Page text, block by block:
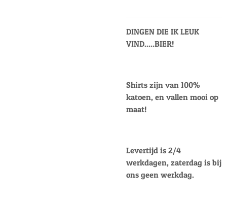
DINGEN DIE IK LEUK
VIND.....BIER!
Shirts zijn van 100%
katoen, en vallen mooi op
maat!
Levertijd is 2/4
werkdagen, zaterdag is bij
ons geen werkdag.